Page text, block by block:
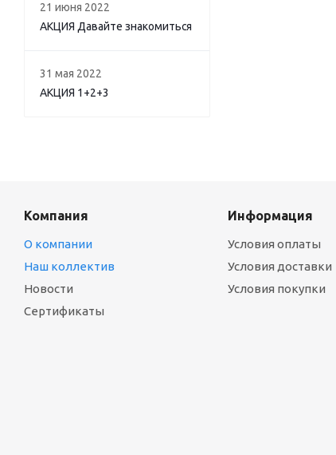
21 июня 2022
АКЦИЯ Давайте знакомиться
31 мая 2022
АКЦИЯ 1+2+3
Компания
О компании
Наш коллектив
Новости
Сертификаты
Информация
Условия оплаты
Условия доставки
Условия покупки